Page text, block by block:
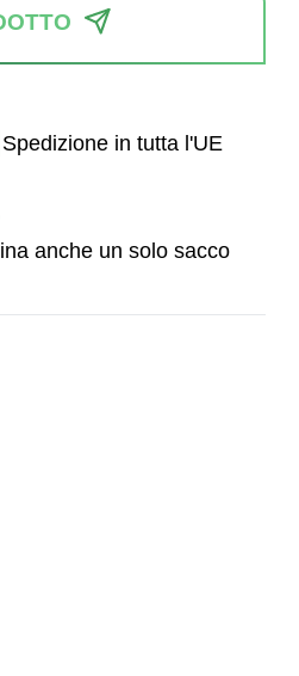
Spedizione in tutta l'UE
anche un solo sacco